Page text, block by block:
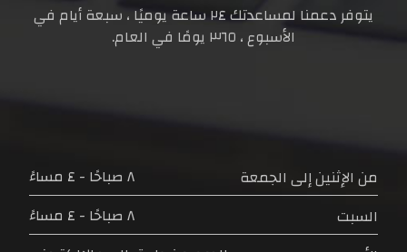
يتوفر دعمنا لمساعدتك٢٤ ساعة
يوميًا ، سبعة أيام في
الأسبوع ، ٣٦٥ يومًا في العام.
من الإثنين إلى الجمعة
٨ صباحًا - ٤ مساءً
السبت
٨ صباحًا - ٤ مساءً